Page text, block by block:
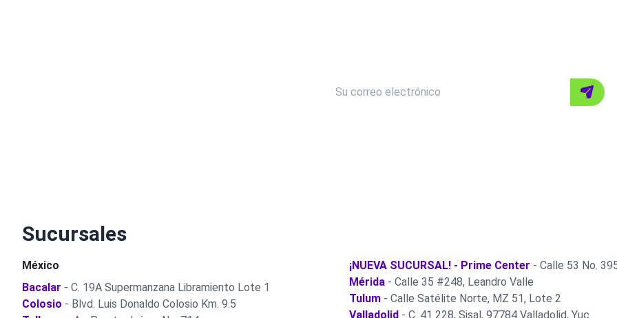
electronico
Su correo electrónico
Enviar
Sucursales
México
Bacalar - C. 19A Supermanzana Libramiento Lote 1
Colosio - Blvd. Luis Donaldo Colosio Km. 9.5
¡NUEVA SUCURSAL! - Prime Center - Calle 53 No.
Mérida - Calle 35 #248, Leandro Valle
Tulum - Calle Satélite Norte, MZ 51, Lote 2
Valladolid - C. 41 228, Sisal, 97784 Valladolid, Yuc.